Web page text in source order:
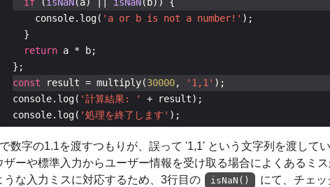
    console.log(
'a or b is not a number!'
return
const result = multiply(30000, '1,1'
console.log( '計算結果: '
console.log( '処理を終了します' );
数字の1.1を渡すつもりが、誤って '1,1' という文字列を渡してい
ザーや標準入力からユーザー情報を受け取る場合によくあるミス
うな入力ミスに対応するため、3行目の
isNaN() にて、チェッ